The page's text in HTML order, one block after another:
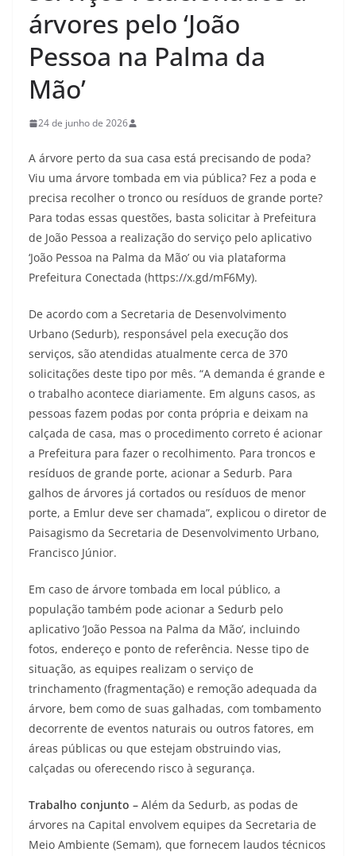
árvores pelo ‘João
Pessoa na Palma da
Mão’
24 de junho de 2026
A árvore perto da sua casa está precisando de poda?
Viu uma árvore tombada em via pública? Fez a poda e
precisa recolher o tronco ou resíduos de grande porte?
Para todas essas questões, basta solicitar à Prefeitura
de João Pessoa a realização do serviço pelo aplicativo
‘João Pessoa na Palma da Mão’ ou via plataforma
Prefeitura Conectada (https://x.gd/mF6My).
De acordo com a Secretaria de Desenvolvimento
Urbano (Sedurb), responsável pela execução dos
serviços, são atendidas atualmente cerca de 370
solicitações deste tipo por mês. “A demanda é grande e
o trabalho acontece diariamente. Em alguns casos, as
pessoas fazem podas por conta própria e deixam na
calçada de casa, mas o procedimento correto é acionar
a Prefeitura para fazer o recolhimento. Para troncos e
resíduos de grande porte, acionar a Sedurb. Para
galhos de árvores já cortados ou resíduos de menor
porte, a Emlur deve ser chamada”, explicou o diretor de
Paisagismo da Secretaria de Desenvolvimento Urbano,
Francisco Júnior.
Em caso de árvore tombada em local público, a
população também pode acionar a Sedurb pelo
aplicativo ‘João Pessoa na Palma da Mão’, incluindo
fotos, endereço e ponto de referência. Nesse tipo de
situação, as equipes realizam o serviço de
trinchamento (fragmentação) e remoção adequada da
árvore, bem como de suas galhadas, com tombamento
decorrente de eventos naturais ou outros fatores, em
áreas públicas ou que estejam obstruindo vias,
calçadas ou oferecendo risco à segurança.
Trabalho conjunto – Além da Sedurb, as podas de
árvores na Capital envolvem equipes da Secretaria de
Meio Ambiente (Semam), que fornecem laudos técnicos